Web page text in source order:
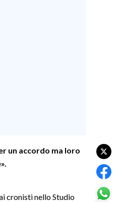
un accordo ma loro
cronisti nello Studio